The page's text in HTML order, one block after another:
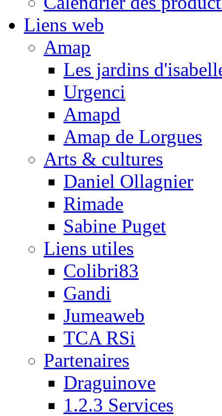
Liens web
Amap
Les jardins
Urgenci
Amapd
Amap de Lorgues
Arts & cultures
Daniel Ollagnier
Rimade
Sabine Puget
Liens utiles
Colibri83
Gandi
Jumeaweb
TCA RSi
Partenaires
Draguinove
1.2.3 Services